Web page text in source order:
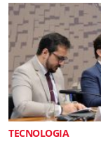
TECNOLOGIA